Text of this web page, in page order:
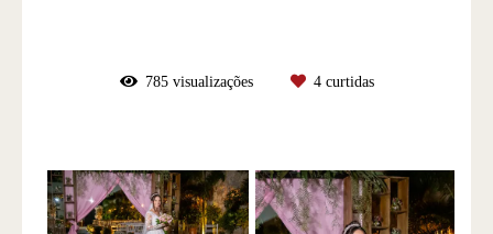
785visualizações 4curtidas